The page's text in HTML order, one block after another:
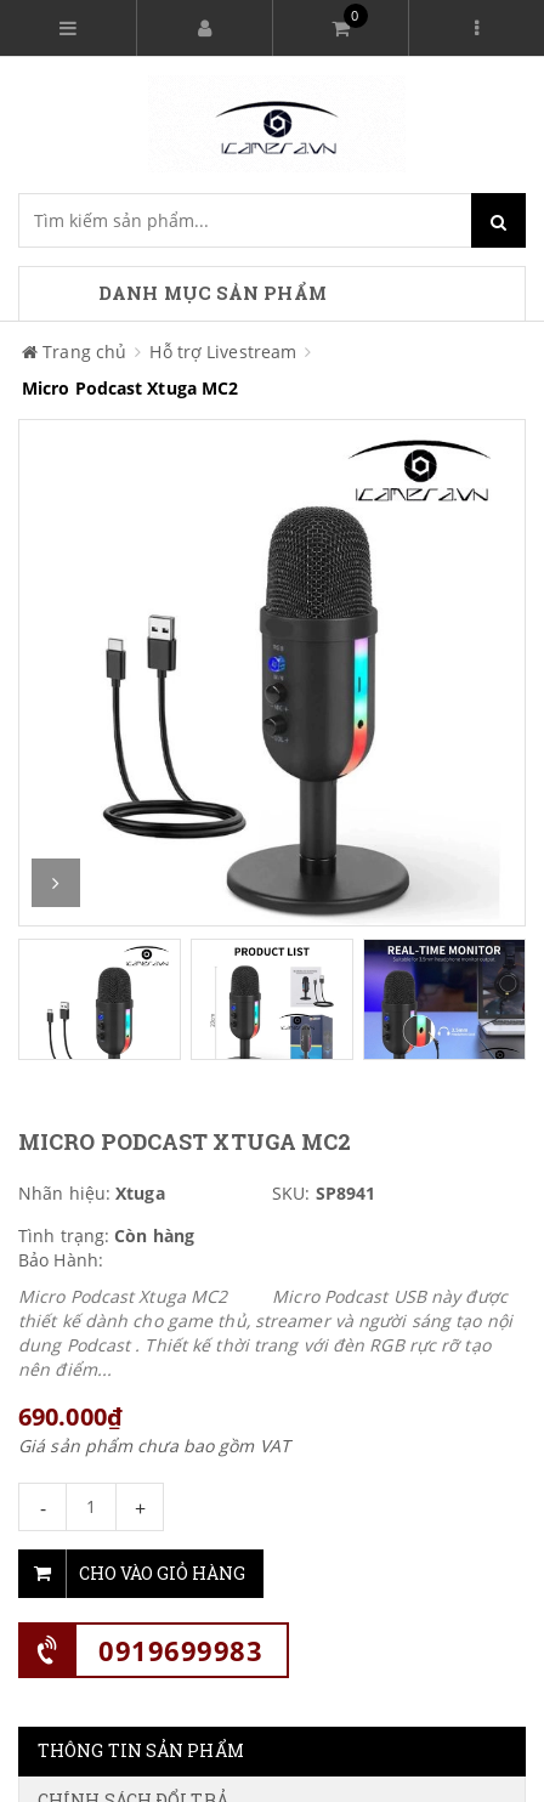
0
DANH MỤC SẢN PHẨM
Trang chủ
Hỗ trợ Livestream
Micro Podcast Xtuga MC2
MICRO PODCAST XTUGA MC2
Nhãn hiệu: Xtuga SKU: SP8941
Tình trạng: Còn hàng
Bảo Hành:
Micro Podcast Xtuga MC2 Micro Podcast USB này được
thiết kế dành cho game thủ, streamer và người sáng tạo nội
dung Podcast . Thiết kế thời trang với đèn RGB rực rỡ tạo
nên điểm...
690.000₫
Giá sản phẩm chưa bao gồm VAT
- +
CHO VÀO GIỎ HÀNG
0919699983
THÔNG TIN SẢN PHẨM